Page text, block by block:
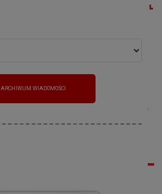
ARCHIWUM WIADOMOŚCI